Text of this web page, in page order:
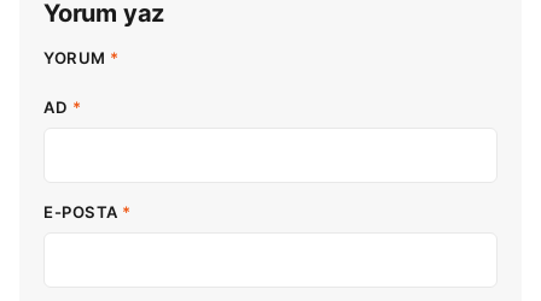
Yorum yaz
YORUM *
AD *
E-POSTA *